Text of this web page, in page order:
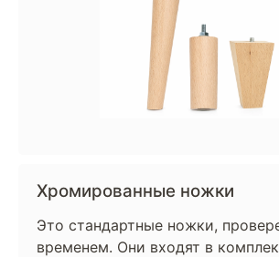
Хромированные ножки
Это стандартные ножки,
временем. Они входят в